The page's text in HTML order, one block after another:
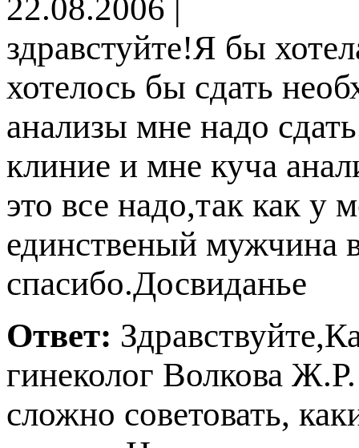
22.08.2006 |
здравстуйте!Я бы
хотелось бы сдать
анализы мне надо
клиние и мне куча
это все надо,так как у
единственый мужчина
спасибо.Досвиданье
Ответ:
инеколог Волкова
сложно советовать,